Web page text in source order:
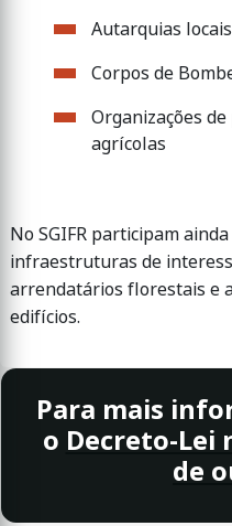
Autarquias locais
Corpos de
Organizações
agrícolas
No SGIFR participam
infraestruturas de
arrendatários florestais e
edifícios.
Para mais
o Decreto-Lei
de